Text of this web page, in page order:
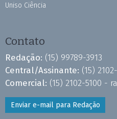
Uniso Ciência
Contato
Redação: (15) 99789-3913
Central/Assinante: (15)
Comercial: (15) 2102-5100 -
Enviar e-mail para Redação